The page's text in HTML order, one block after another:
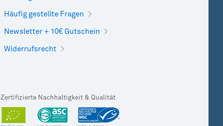
Häufig gestellte Fragen
Newsletter + 10€ Gutschein
Widerrufsrecht
Zertifizierte Nachhaltigkeit & Qualität